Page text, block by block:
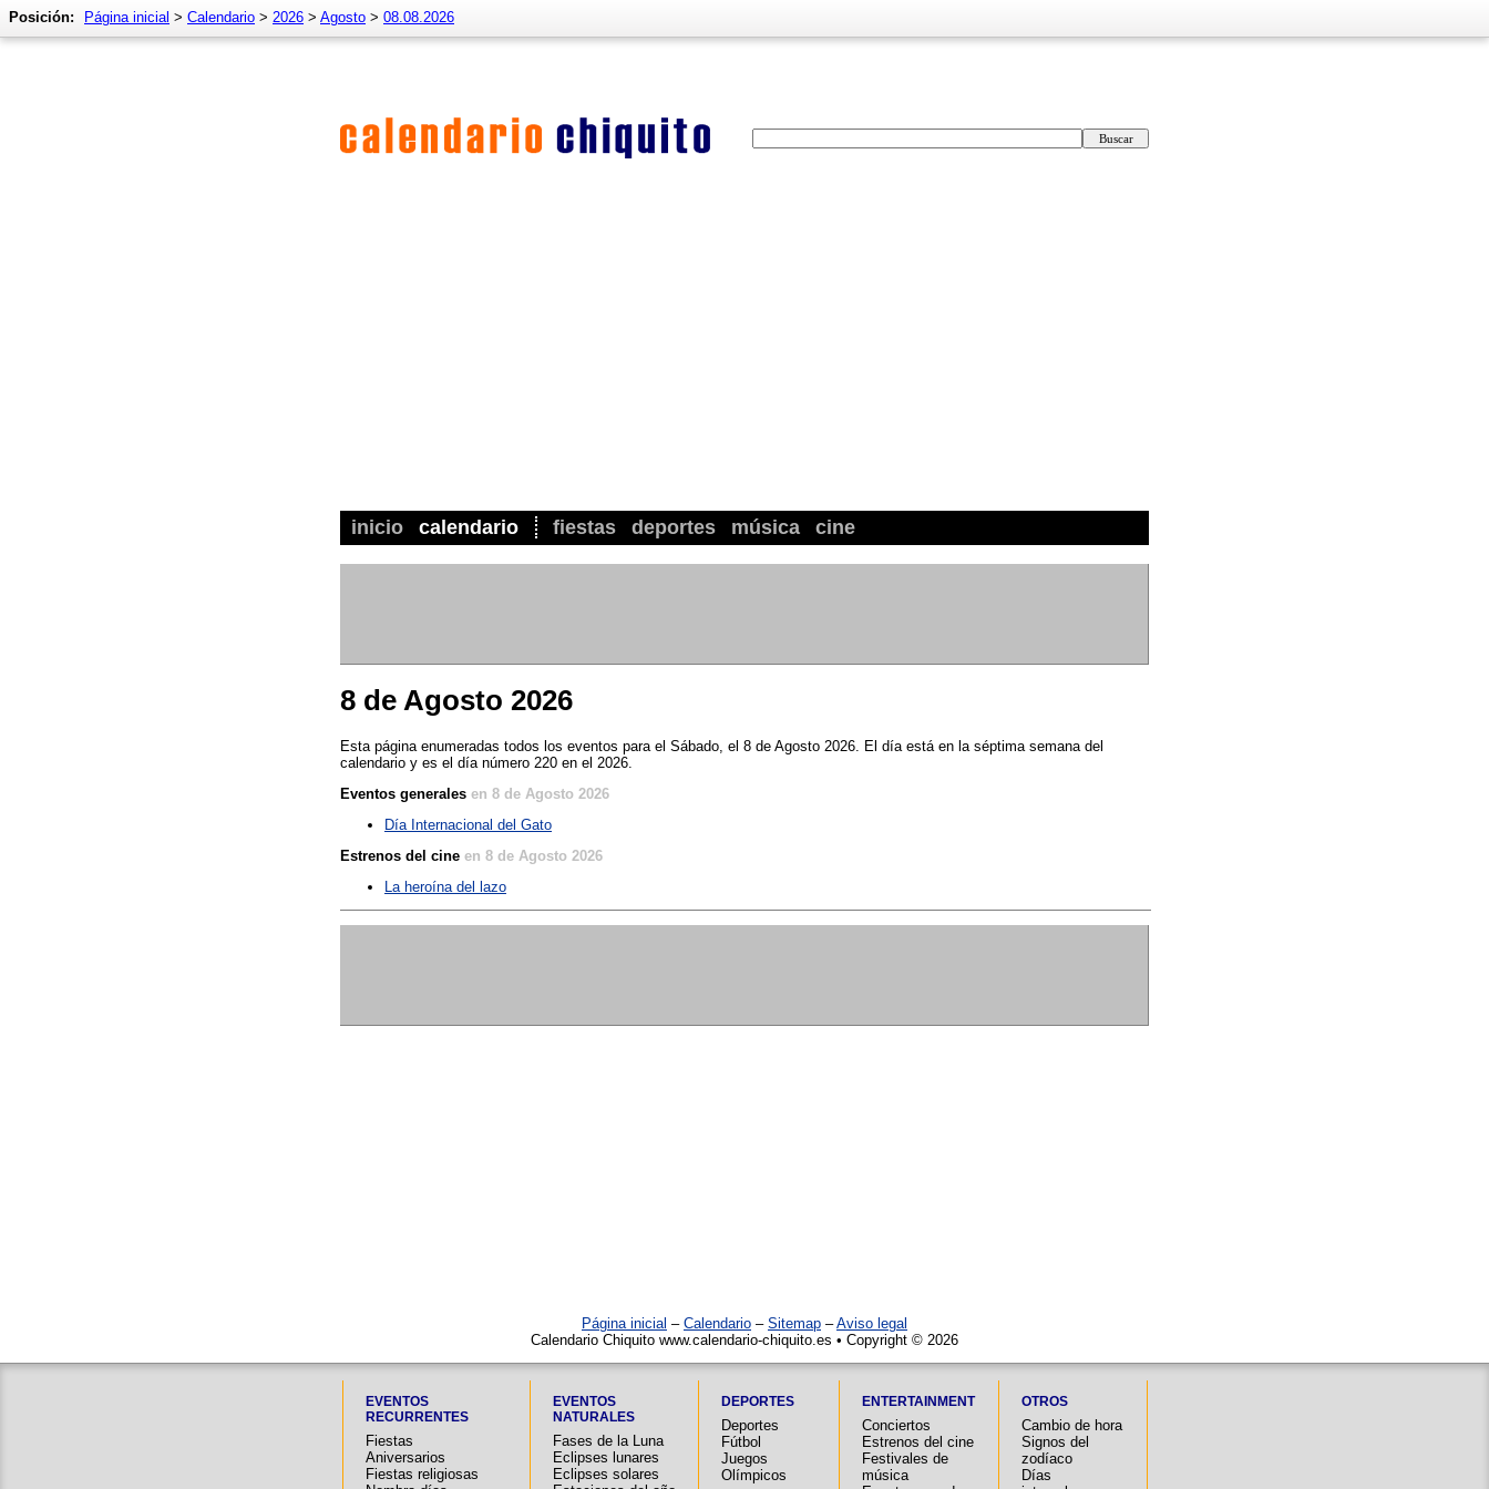
inicio calendario fiestas deportes música cine
Posición: Página inicial > Calendario > 2026 > Agosto > 08.08.2026
8 de Agosto 2026
Esta página enumeradas todos los eventos para el Sábado, el 8 de Agosto 2026. El día está en la séptima semana del
calendario y es el día número 220 en el 2026.
Eventos generales en 8 de Agosto 2026
Día Internacional del Gato
Estrenos del cine en 8 de Agosto 2026
La heroína del lazo
Página inicial – Calendario – Sitemap –Aviso legal
Calendario Chiquito www.calendario-chiquito.es • Copyright © 2026
EVENTOS
RECURRENTES
Fiestas
Aniversarios
Fiestas religiosas
EVENTOS
NATURALES
Fases de la Luna
Eclipses lunares
Eclipses solares
DEPORTES
Deportes
Fútbol
Juegos
Olímpicos
ENTERTAINMENT
Conciertos
Estrenos del cine
Festivales de
música
OTROS
Cambio de hora
Signos del
zodíaco
Días